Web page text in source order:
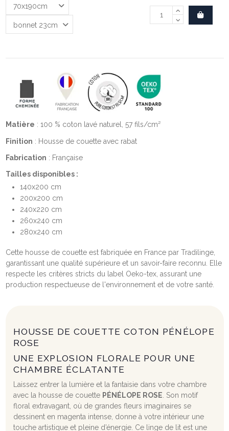
Matière : 100 % coton lavé naturel, 57 fils/cm²
Finition : Housse de couette avec rabat
Fabrication : Française
Tailles disponibles :
140x200 cm
200x200 cm
240x220 cm
260x240 cm
280x240 cm
Cette housse de couette est fabriquée en France par Tradilinge,
garantissant une qualité supérieure et un savoir-faire reconnu. Elle
respecte les critères stricts du label Oeko-tex, assurant une
production respectueuse de l'environnement et de votre santé.
HOUSSE DE COUETTE COTON PÉNÉLOPE
ROSE
UNE EXPLOSION FLORALE POUR UNE
CHAMBRE ÉCLATANTE
Laissez entrer la lumière et la fantaisie dans votre chambre
avec la housse de couette PÉNÉLOPE ROSE. Son motif
floral extravagant, où de grandes fleurs imaginaires se
dessinent en magenta intense, donne à votre intérieur une
touche artistique et pleine d’énergie. Ce linge de lit est une